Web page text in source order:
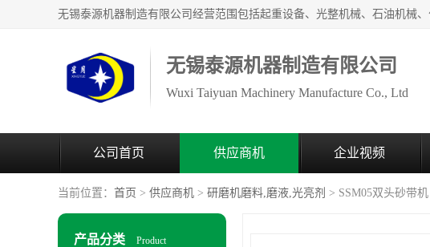
无锡泰源机器制造有限公司
Wuxi Taiyuan Machinery Manufacture Co., Ltd
公司首页 供应商机 企业视频
当前位置： 首页 > 供应商机 > 研磨机磨料,磨液,光亮剂 > SSM05双头砂带机
产品分类 Product